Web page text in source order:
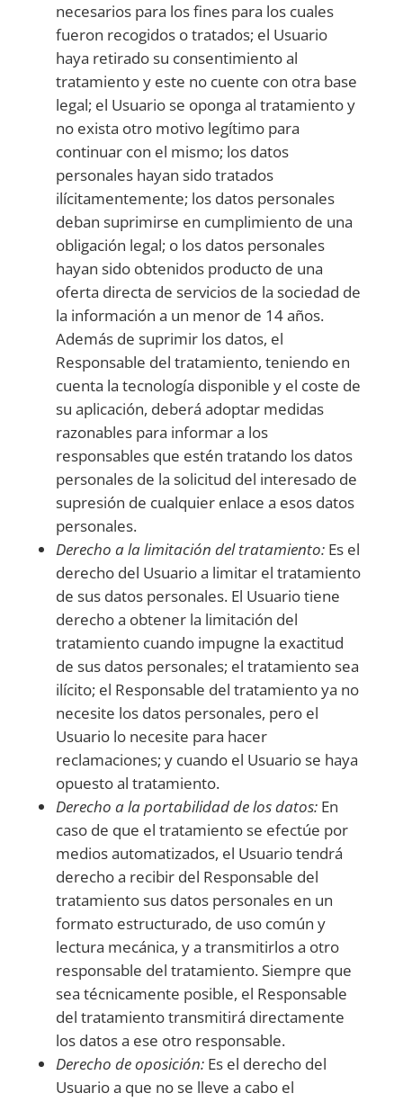
necesarios para los fines para los cuales
fueron recogidos o tratados; el Usuario
haya retirado su consentimiento al
tratamiento y este no cuente con otra base
legal; el Usuario se oponga al tratamiento y
no exista otro motivo legítimo para
continuar con el mismo; los datos
personales hayan sido tratados
ilícitamentemente; los datos personales
deban suprimirse en cumplimiento de una
obligación legal; o los datos personales
hayan sido obtenidos producto de una
oferta directa de servicios de la sociedad de
la información a un menor de 14 años.
Además de suprimir los datos, el
Responsable del tratamiento, teniendo en
cuenta la tecnología disponible y el coste de
su aplicación, deberá adoptar medidas
razonables para informar a los
responsables que estén tratando los datos
personales de la solicitud del interesado de
supresión de cualquier enlace a esos datos
personales.
Derecho a la limitación del tratamiento:Es el
derecho del Usuario a limitar el tratamiento
de sus datos personales. El Usuario tiene
derecho a obtener la limitación del
tratamiento cuando impugne la exactitud
de sus datos personales; el tratamiento sea
ilícito; el Responsable del tratamiento ya no
necesite los datos personales, pero el
Usuario lo necesite para hacer
reclamaciones; y cuando el Usuario se haya
opuesto al tratamiento.
Derecho a la portabilidad de los datos:En
caso de que el tratamiento se efectúe por
medios automatizados, el Usuario tendrá
derecho a recibir del Responsable del
tratamiento sus datos personales en un
formato estructurado, de uso común y
lectura mecánica, y a transmitirlos a otro
responsable del tratamiento. Siempre que
sea técnicamente posible, el Responsable
del tratamiento transmitirá directamente
los datos a ese otro responsable.
Derecho de oposición:Es el derecho del
Usuario a que no se lleve a cabo el